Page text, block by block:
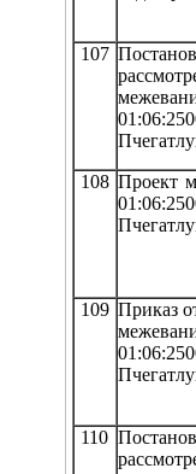
107
108 Проект
109 Приказ
110